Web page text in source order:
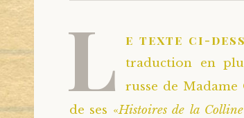
L e texte ci-
traduction en
russe de Madame
de ses «Histoires de la